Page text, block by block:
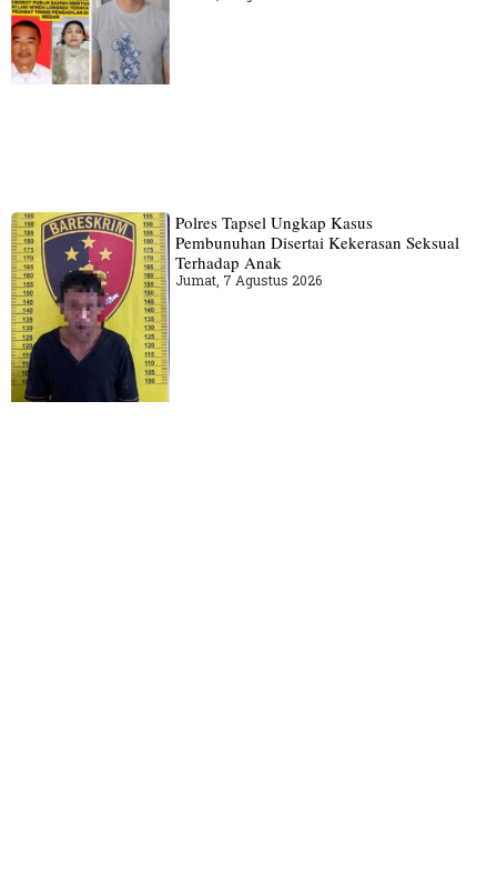
Polres Tapsel Ungkap Kasus
Pembunuhan Disertai Kekerasan Seksual
Terhadap Anak
Jumat, 7 Agustus 2026